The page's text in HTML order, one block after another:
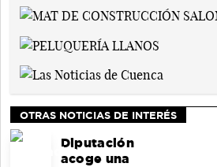
OTRAS NOTICIAS DE INTERÉS
Diputación
acoge una